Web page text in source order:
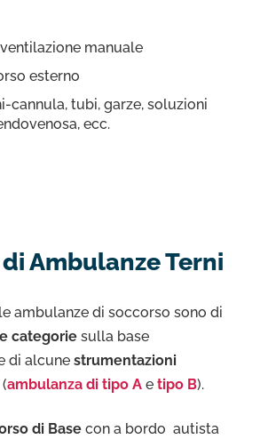
manuale
esterno
cannula, tubi, garze, soluzioni
ecc.
Ambulanze Terni
ambulanze di soccorso sono di
categorie sulla base
di alcune strumentazioni
ambulanza di tipo A e tipo B).
di Basecon a bordo autista